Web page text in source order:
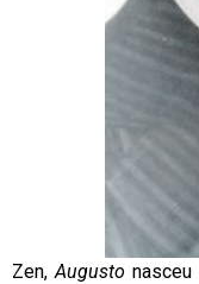
Zen, Augusto